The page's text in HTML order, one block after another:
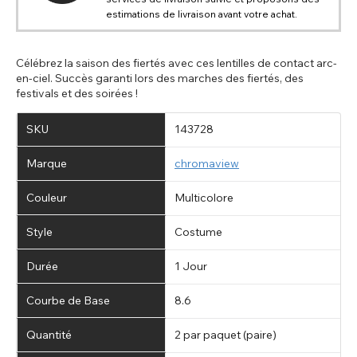
estimations de livraison avant votre achat.
Célébrez la saison des fiertés avec ces lentilles de contact arc-
en-ciel. Succès garanti lors des marches des fiertés, des
festivals et des soirées !
SKU 143728
Marque chromaview
Couleur Multicolore
Style Costume
Durée 1 Jour
Courbe de Base 8.6
Quantité 2 par paquet (paire)